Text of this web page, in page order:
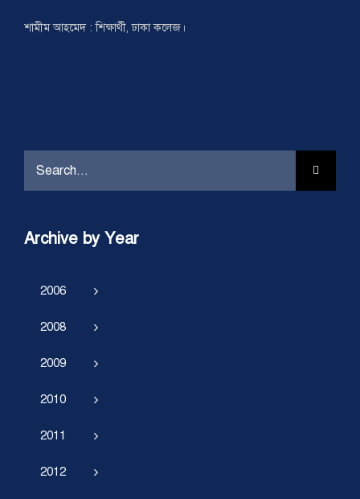
শামীম আহমেদ : শিক্ষার্থী, ঢাকা কলেজ।
Archive by Year
2006
2008
2009
2010
2011
2012